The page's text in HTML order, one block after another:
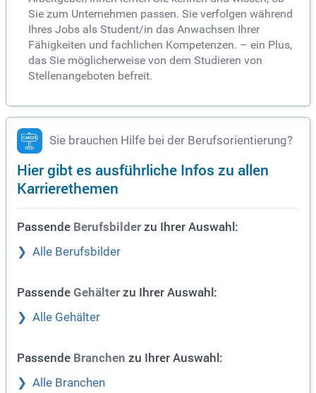
Sie zum Unternehmen passen. Sie verfolgen während
Ihres Jobs als Student/in das Anwachsen Ihrer
Fähigkeiten und fachlichen Kompetenzen. – ein Plus,
das Sie möglicherweise von dem Studieren von
Stellenangeboten befreit.
Sie brauchen Hilfe bei der Berufsorientierung?
Hier gibt es ausführliche Infos zu allen
Karrierethemen
Passende Berufsbilder zu Ihrer Auswahl:
Alle Berufsbilder
Passende Gehälter zu Ihrer Auswahl:
Alle Gehälter
Passende Branchen zu Ihrer Auswahl:
Alle Branchen